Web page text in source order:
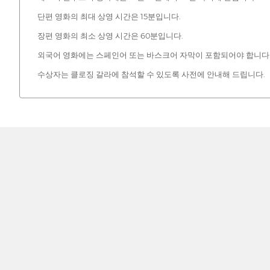
단편 영화의 최대 상영 시간은 15분입니다.
장편 영화의 최소 상영 시간은 60분입니다.
외국어 영화에는 스페인어 또는 바스크어 자막이 포함되어야 합니
수상자는 클로징 갈라에 참석할 수 있도록 사전에 안내해 드립니다.